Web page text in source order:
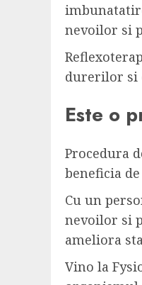
nevoilor si
durerilor si
Este o
Procedura
beneficia
Cu un
nevoilor si
ameliora
Vino la